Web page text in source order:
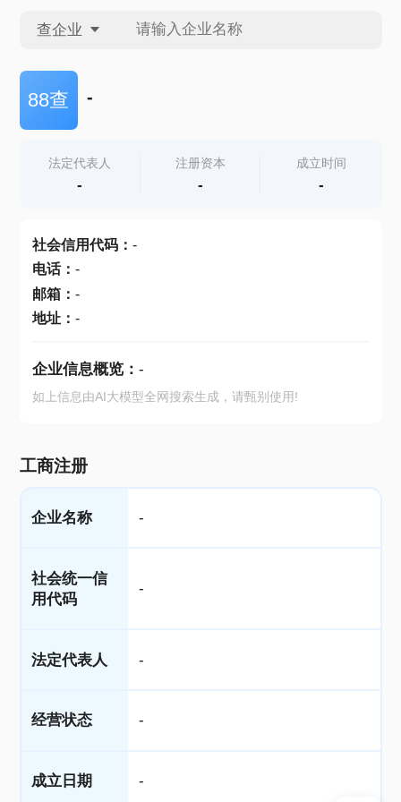
查企业
查企业
查产地
88查 -
法定代表人
-
注册资本
-
成立时间
-
社会信用代码： -
电话： -
邮箱： -
地址： -
企业信息概览： -
如上信息由AI大模型全网搜索生成，请甄别使用!
工商注册
企业名称 -
社会统一信
用代码
-
法定代表人 -
经营状态 -
成立日期 -